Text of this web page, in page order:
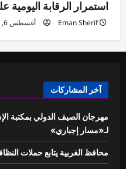
استمرار الرقابة اليومية
Eman Sherif أغسطس 6, 2026
آخر المشاركات
مهرجان الصيف الدولي بمكتبة
لـ«مسار إجباري»
محافظ الغربية يتابع حملات النظافة.. رفع 935 طنًا من